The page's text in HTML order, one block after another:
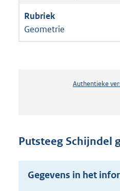
Geometrie
Authentieke
Putsteeg Schijndel
Gegevens in het